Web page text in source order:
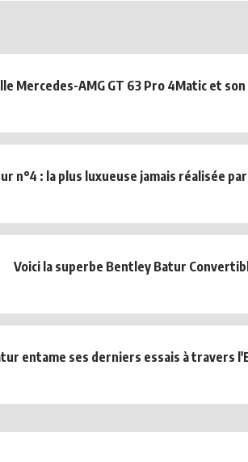
Mercedes-AMG GT 63 Pro 4Matic et
n°4 : la plus luxueuse jamais réalisée
Voici la superbe Bentley Batur
entame ses derniers essais à travers